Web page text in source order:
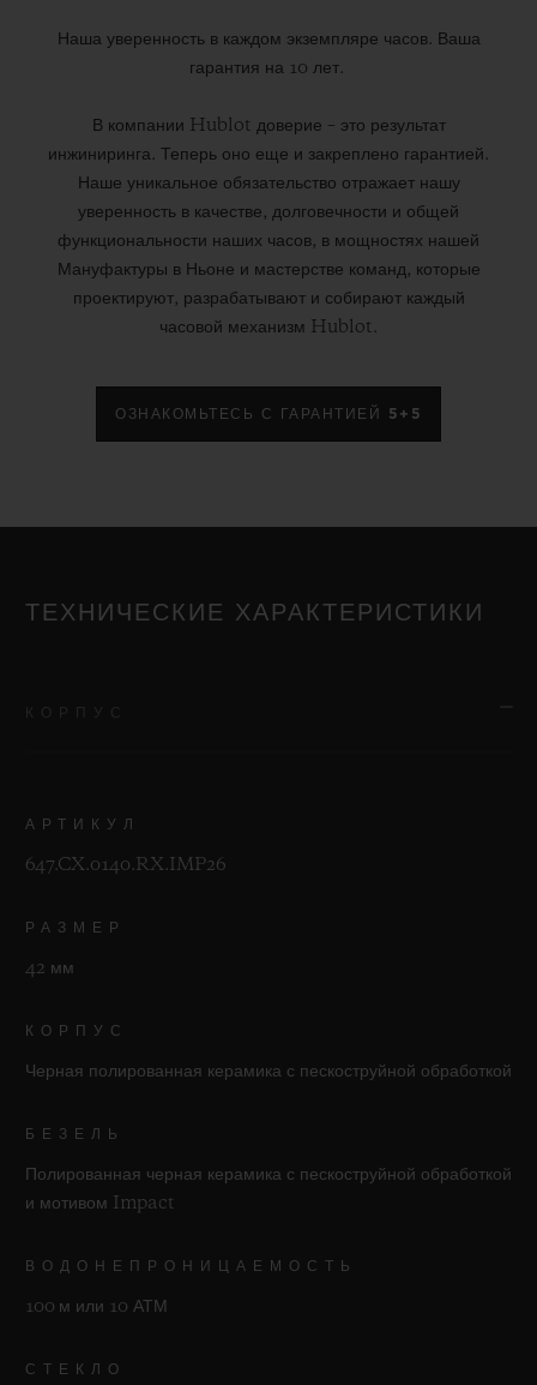
Наша уверенность в каждом экземпляре часов. Ваша
гарантия на 10 лет.
В компании Hublot доверие – это результат
инжиниринга. Теперь оно еще и закреплено гарантией.
Наше уникальное обязательство отражает нашу
уверенность в качестве, долговечности и общей
функциональности наших часов, в мощностях нашей
Мануфактуры в Ньоне и мастерстве команд, которые
проектируют, разрабатывают и собирают каждый
часовой механизм Hublot.
ОЗНАКОМЬТЕСЬ С ГАРАНТИЕЙ 5+5
ТЕХНИЧЕСКИЕ ХАРАКТЕРИСТИКИ
АРТИКУЛ
647.CX.0140.RX.IMP26
РАЗМЕР
42 мм
КОРПУС
Черная полированная керамика с пескоструйной обработкой
БЕЗЕЛЬ
Полированная черная керамика с пескоструйной обработкой
и мотивом Impact
ВОДОНЕПРОНИЦАЕМОСТЬ
100 м или 10 АТМ
СТЕКЛО